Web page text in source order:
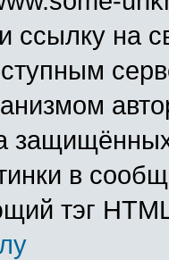
ссылку на
в
тэг